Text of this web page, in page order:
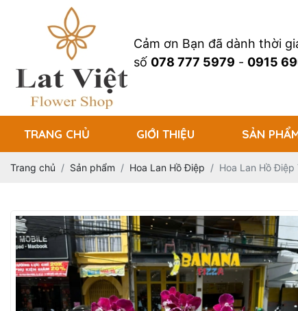
Cảm ơn Bạn đã dành thời
số 078 777 5979 - 0915
TRANG CHỦ GIỚI THIỆU SẢN
Trang chủ Sản phẩm Hoa Lan Hồ Điệp Hoa Lan Hồ